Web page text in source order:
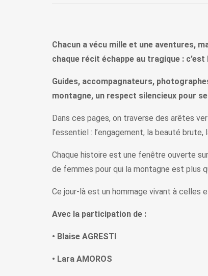
Chacun a vécu mille et une aventures,
chaque récit échappe au tragique :
Guides, accompagnateurs,
montagne, un respect silencieux pour
Dans ces pages, on traverse des arêtes
l’essentiel : l’engagement, la beauté
Chaque histoire est une fenêtre ouverte
de femmes pour qui la montagne est plus
Ce jour-là est un hommage vivant à
Avec la participation de :
• Blaise AGRESTI
• Lara AMOROS